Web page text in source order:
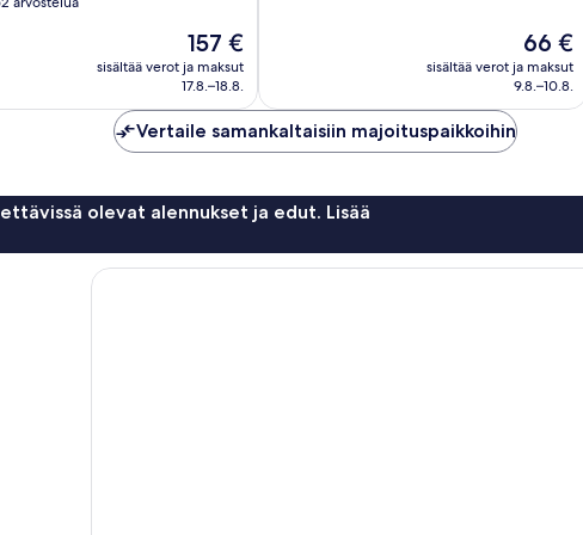
Hinta
on
157 €
157 €
sisältää verot ja maksut
17.8.–18.8.
Hinta
on
66 €
66 €
sisältää verot ja maksut
9.8.–10.8.
Vertaile samankaltaisiin majoituspaikkoihin
olevat alennukset ja edut. Lisää